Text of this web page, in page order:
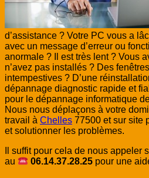
d’assistance ? Votre PC vous a
avec un message d’erreur ou
anormale ? Il est très lent ? Vous
n’avez pas installés ? Des
intempestives ? D’une
dépannage diagnostic rapide et
pour le dépannage informatique
Nous nous déplaçons à votre
travail à Chelles 77500 et sur site
et solutionner les problèmes.
Il suffit pour cela de nous appeler
au
06.14.37.28.25 pour une